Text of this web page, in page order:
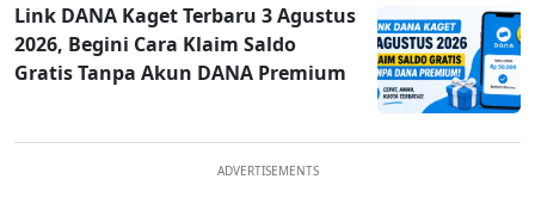
Link DANA Kaget Terbaru 3 Agustus
2026, Begini Cara Klaim Saldo
Gratis Tanpa Akun DANA Premium
ADVERTISEMENTS